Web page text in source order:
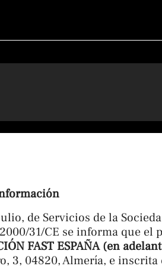
de Servicios de la
31/CE se informa que el
FAST ESPAÑA (en
3, 04820, Almería, e inscrita